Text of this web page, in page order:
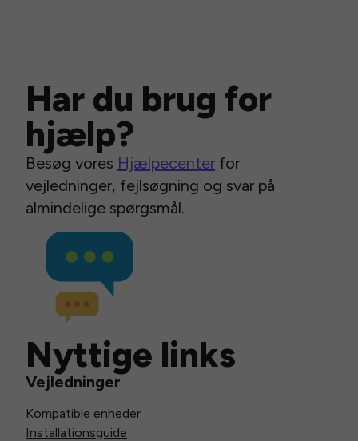
Har du brug for
hjælp?
Besøg vores Hjælpecenter for
vejledninger, fejlsøgning og svar på
almindelige spørgsmål.
Nyttige links
Vejledninger
Kompatible enheder
Installationsguide